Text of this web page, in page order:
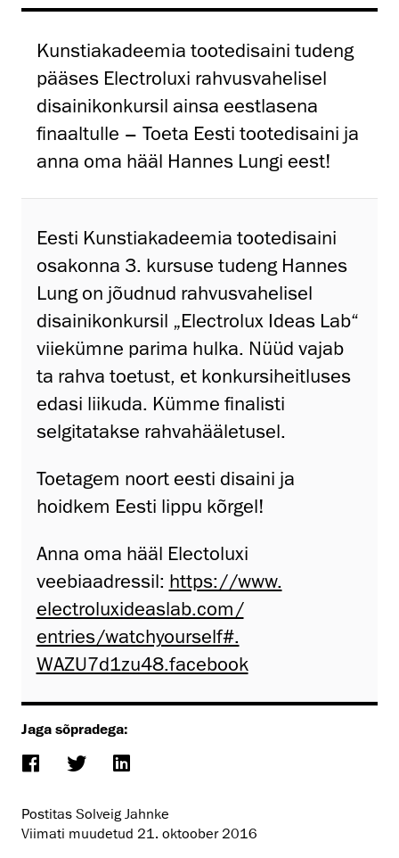
Kunstiakadeemia tootedisaini tudeng
pääses Electroluxi rahvusvahelisel
disainikonkursil ainsa eestlasena
finaaltulle – Toeta Eesti tootedisaini ja
anna oma hääl Hannes Lungi eest!
Eesti Kunstiakadeemia tootedisaini
osakonna 3. kursuse tudeng Hannes
Lung on jõudnud rahvusvahelisel
disainikonkursil „Electrolux Ideas Lab“
viiekümne parima hulka. Nüüd vajab
ta rahva toetust, et konkursiheitluses
edasi liikuda. Kümme finalisti
selgitatakse rahvahääletusel.
Toetagem noort eesti disaini ja
hoidkem Eesti lippu kõrgel!
Anna oma hääl Electoluxi
veebiaadressil: https://www.
electroluxideaslab.com/
entries/watchyourself#.
WAZU7d1zu48.facebook
Jaga sõpradega:
Postitas Solveig Jahnke
Viimati muudetud 21. oktoober 2016